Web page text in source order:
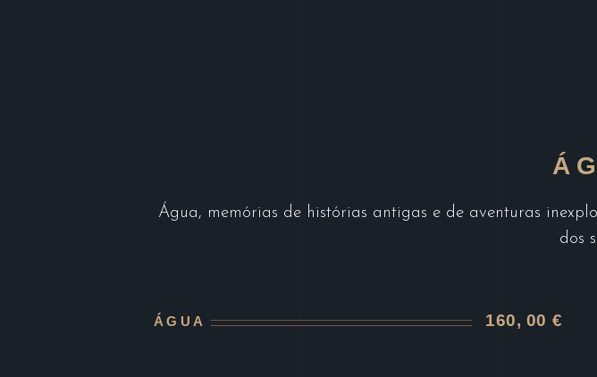
Água, memórias de histórias antigas e de aventuras
dos
ÁGUA 160, 00 €